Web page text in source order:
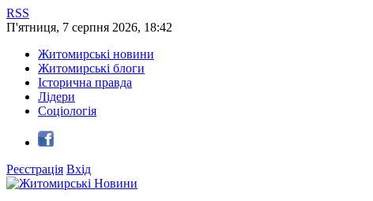
RSS
П'ятниця, 7 серпня 2026, 18:42
Житомирські новини
Житомирські блоги
Історична правда
Лідери
Соціологія
Реєстрація Вхід